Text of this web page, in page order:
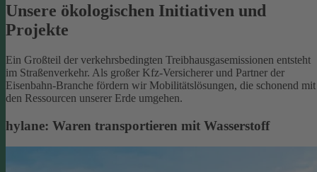
Unsere ökologischen Initiativen und
Projekte
Ein Großteil der verkehrsbedingten Treibhausgasemissionen entsteht
im Straßenverkehr. Als großer Kfz-Versicherer und Partner der
Eisenbahn-Branche fördern wir Mobilitätslösungen, die schonend mit
den Ressourcen unserer Erde umgehen.
hylane: Waren transportieren mit Wasserstoff